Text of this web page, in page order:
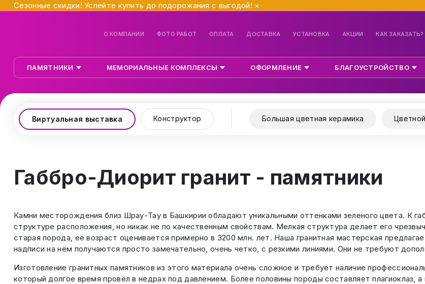
Сезонные скидки! Успейте купить до подорожания с выгодой! ×
О КОМПАНИИ ФОТО РАБОТ ОПЛАТА ДОСТАВКА УСТАНОВКА АКЦИИ КАК ЗАКАЗАТЬ?
ПАМЯТНИКИ МЕМОРИАЛЬНЫЕ КОМПЛЕКСЫ ОФОРМЛЕНИЕ БЛАГОУСТРОЙСТВО
Виртуальная выставка Конструктор Большая цветная керамика
Габбро-Диорит гранит - памятники
Камни месторождения близ Шрау-Тау в Башкирии обладают уникальными оттенками зеленого цвета. К
структуре расположения, но никак не по качественным свойствам. Мелкая структура делает его
старая порода, её возраст оценивается примерно в 3200 млн. лет. Наша гранитная мастерская
надписи на нём получаются просто замечательно, очень четко, с резкими линиями. Они не требуют
Изготовление гранитных памятников из этого материала очень сложное и требует наличие
который долгое время провёл в недрах под давлением. Более половины породы составляет